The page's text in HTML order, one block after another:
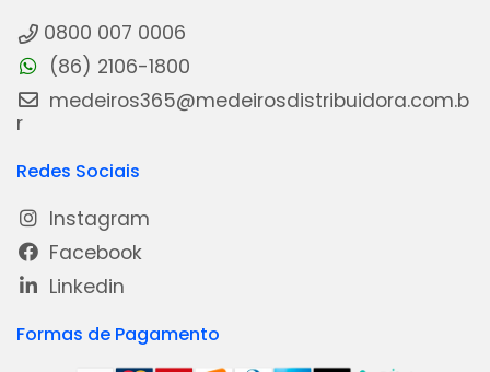
0800 007 0006
(86) 2106-1800
medeiros365@medeirosdistribuidora.com.b
r
Redes Sociais
Instagram
Facebook
Linkedin
Formas de Pagamento